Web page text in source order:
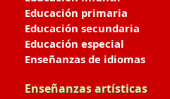
Educación primaria
Educación secundaria
Educación especial
Enseñanzas de idiomas
Enseñanzas artísticas